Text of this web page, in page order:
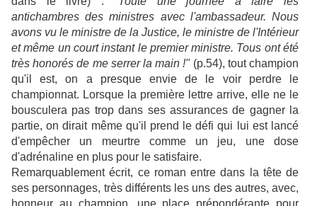
antichambres des ministres avec l'ambassadeur. Nous
avons vu le ministre de la Justice, le ministre de l'Intérieur
et même un court instant le premier ministre. Tous ont été
très honorés de me serrer la main !"(p.54), tout champion
qu'il est, on a presque envie de le voir perdre le
championnat. Lorsque la première lettre arrive, elle ne le
bousculera pas trop dans ses assurances de gagner la
partie, on dirait même qu'il prend le défi qui lui est lancé
d'empêcher un meurtre comme un jeu, une dose
d'adrénaline en plus pour le satisfaire.
Remarquablement écrit, ce roman entre dans la tête de
ses personnages, très différents les uns des autres, avec,